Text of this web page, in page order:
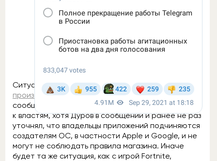
Ситуация с блокировкой в честь дней тишины
произошлаещё 18 сентября и вызвала резонанс в
сообществе. Многие обвиняли Павла в лояльности
к властям, хотя Дуров в сообщении и ранее не раз
уточнял, что владельцы приложений подчиняются
создателям ОС, в частности Apple и Google, и не
могут не соблюдать правила магазина. Иначе
будет та же ситуация, как с игрой Fortnite,